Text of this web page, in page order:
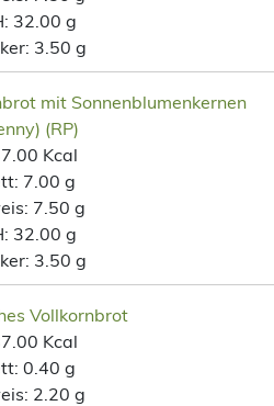
32.00 g
3.50 g
mit Sonnenblumenkernen
(RP)
Kcal
7.00 g
7.50 g
32.00 g
3.50 g
Vollkornbrot
Kcal
0.40 g
2.20 g